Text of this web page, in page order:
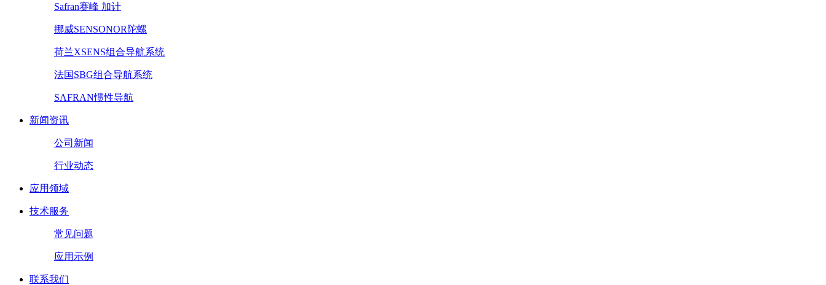
Safran赛峰 加计
挪威SENSONOR陀螺
荷兰XSENS组合导航系统
法国SBG组合导航系统
SAFRAN惯性导航
新闻资讯
公司新闻
行业动态
应用领域
技术服务
常见问题
应用示例
联系我们